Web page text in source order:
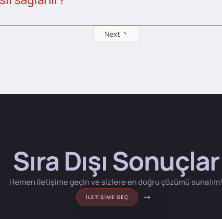
Next
Sıra Dışı Sonuçlar
Hemen iletişime geçin ve sizlere en doğru çözümü sunalım!
İLETIŞIME GEÇ